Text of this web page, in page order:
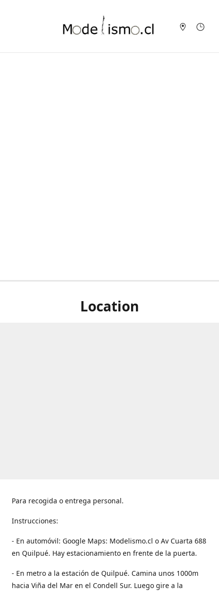
Location
Para recogida o entrega personal.
Instrucciones:
- En automóvil: Google Maps: Modelismo.cl o Av Cuarta 688
en Quilpué. Hay estacionamiento en frente de la puerta.
- En metro a la estación de Quilpué. Camina unos 1000m
hacia Viña del Mar en el Condell Sur. Luego gire a la